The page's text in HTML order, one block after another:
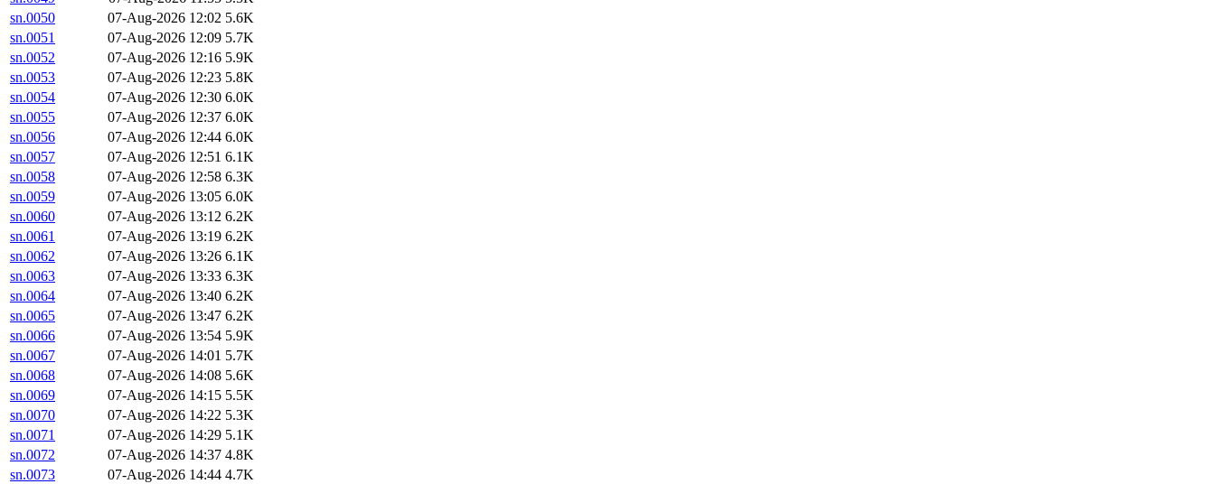
sn.0050
07-Aug-2026 12:02 5.6K
sn.0051
07-Aug-2026 12:09 5.7K
sn.0052
07-Aug-2026 12:16 5.9K
sn.0053
07-Aug-2026 12:23 5.8K
sn.0054
07-Aug-2026 12:30 6.0K
sn.0055
07-Aug-2026 12:37 6.0K
sn.0056
07-Aug-2026 12:44 6.0K
sn.0057
07-Aug-2026 12:51 6.1K
sn.0058
07-Aug-2026 12:58 6.3K
sn.0059
07-Aug-2026 13:05 6.0K
sn.0060
07-Aug-2026 13:12 6.2K
sn.0061
07-Aug-2026 13:19 6.2K
sn.0062
07-Aug-2026 13:26 6.1K
sn.0063
07-Aug-2026 13:33 6.3K
sn.0064
07-Aug-2026 13:40 6.2K
sn.0065
07-Aug-2026 13:47 6.2K
sn.0066
07-Aug-2026 13:54 5.9K
sn.0067
07-Aug-2026 14:01 5.7K
sn.0068
07-Aug-2026 14:08 5.6K
sn.0069
07-Aug-2026 14:15 5.5K
sn.0070
07-Aug-2026 14:22 5.3K
sn.0071
07-Aug-2026 14:29 5.1K
sn.0072
07-Aug-2026 14:37 4.8K
sn.0073
07-Aug-2026 14:44 4.7K